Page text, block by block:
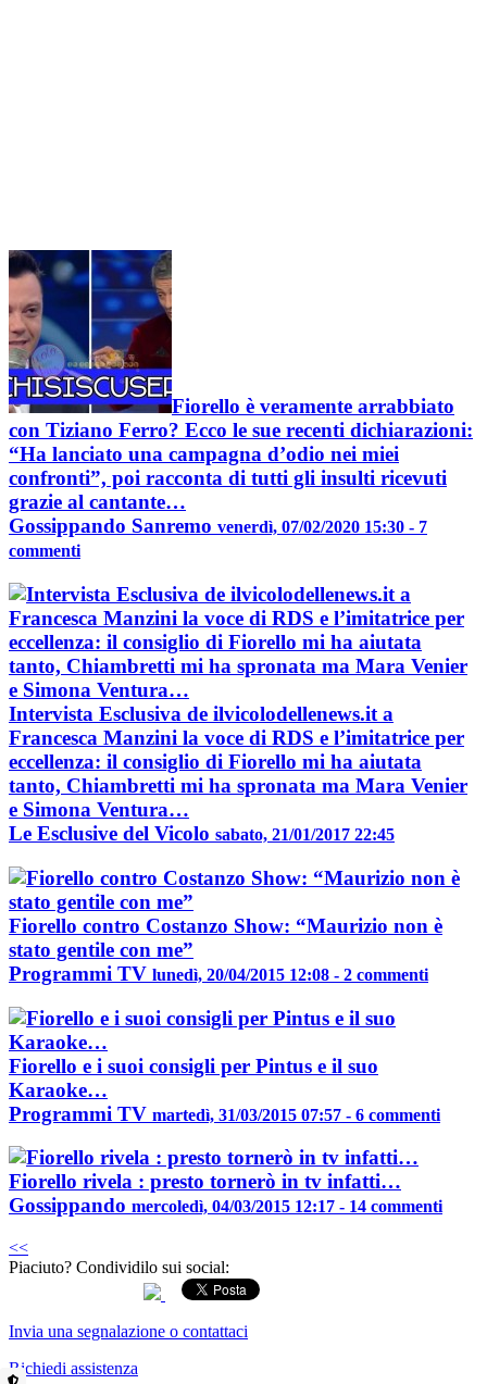
Fiorello è veramente arrabbiato
con Tiziano Ferro? Ecco le sue recenti dichiarazioni:
“Ha lanciato una campagna d’odio nei miei
confronti”, poi racconta di tutti gli insulti ricevuti
grazie al cantante…
Gossippando Sanremo venerdì, 07/02/2020 15:30 - 7
commenti
Intervista Esclusiva de ilvicolodellenews.it a
Francesca Manzini la voce di RDS e l’imitatrice per
eccellenza: il consiglio di Fiorello mi ha aiutata
tanto, Chiambretti mi ha spronata ma Mara Venier
e Simona Ventura…
Le Esclusive del Vicolo sabato, 21/01/2017 22:45
Fiorello contro Costanzo Show: “Maurizio non è
stato gentile con me”
Programmi TV lunedì, 20/04/2015 12:08 - 2 commenti
Fiorello e i suoi consigli per Pintus e il suo
Karaoke…
Programmi TV martedì, 31/03/2015 07:57 - 6 commenti
Fiorello rivela : presto tornerò in tv infatti…
Gossippando mercoledì, 04/03/2015 12:17 - 14 commenti
<<
Piaciuto? Condividilo sui social:
Invia una segnalazione o contattaci
Richiedi assistenza